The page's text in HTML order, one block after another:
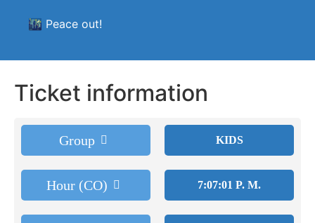
🌃 Peace out!
Ticket information
Group
Hour (CO)
KIDS
7:07:01 P. M.